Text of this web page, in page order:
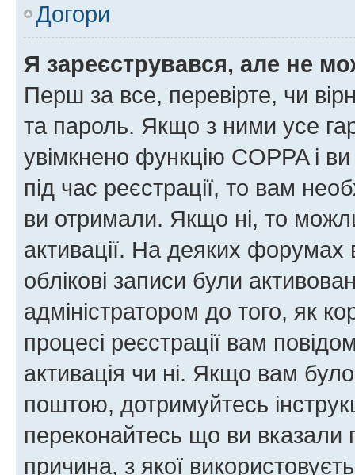
Догори
Я зареєструвався, але не
Перш за все, перевірте, чи
та пароль. Якщо з ними усе
увімкнено функцію COPPA і
під час реєстрації, то вам
ви отримали. Якщо ні, то
активації. На деяких форумах
облікові записи були
адміністратором до того, як
процесі реєстрації вам
активація чи ні. Якщо вам
поштою, дотримуйтесь
переконайтесь що ви
причина, з якої